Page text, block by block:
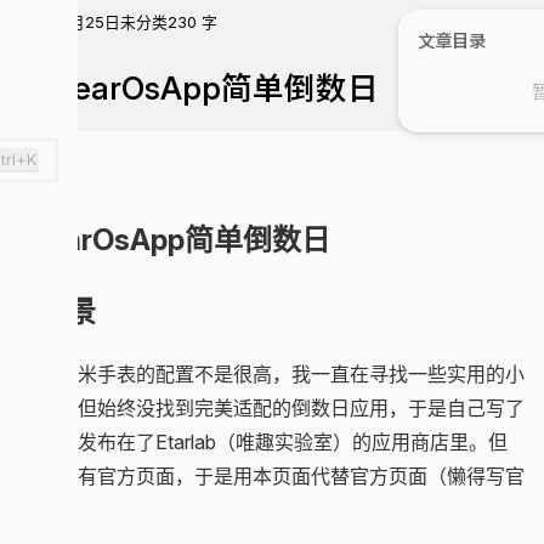
22年8月25日 未分类230 字
⌚WearOsApp简单倒数日
WearOsApp简单倒数日
背景
因为小米手表的配置不是很高，我一直在寻找一些实用的小
应用，但始终没找到完美适配的倒数日应用，于是自己写了
一个，发布在了Etarlab（唯趣实验室）的应用商店里。但
始终没有官方页面，于是用本页面代替官方页面（懒得写官
文章目录